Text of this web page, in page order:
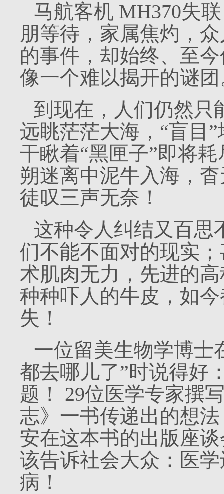
马航客机 MH370失
朋等待，家属焦灼，
的事件，却始终、至
像一个难以揭开的谜
到现在，人们仍然只
远眺茫茫大海，“盲目
干瞅着“黑匣子”即将
朔迷离中泥牛入海，
徒叹三声无奈！
这种令人纠结又百思
们不能不面对的现实
术肌肉无力，先进的
种种吓人的牛皮，如
失！
一位留美生物学博士
都去哪儿了”时说得好
题！
29位医学专家撰
志》一书传递出的想
安在这本书的出版座
该告诉社会大众：医
病！